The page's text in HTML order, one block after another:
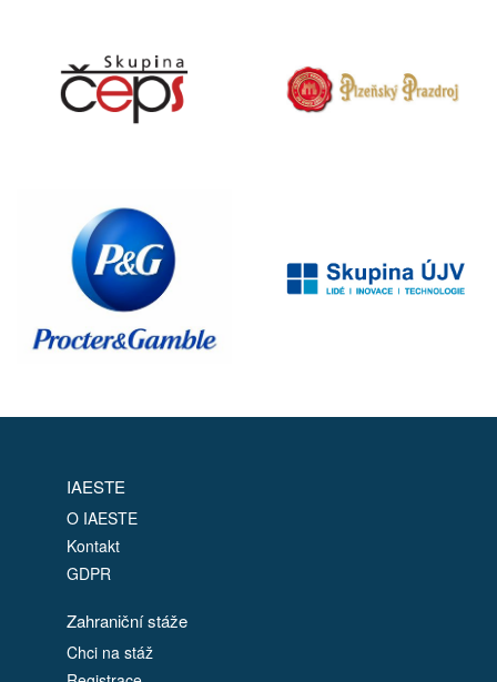
IAESTE
O IAESTE
Kontakt
GDPR
Zahraniční stáže
Chci na stáž